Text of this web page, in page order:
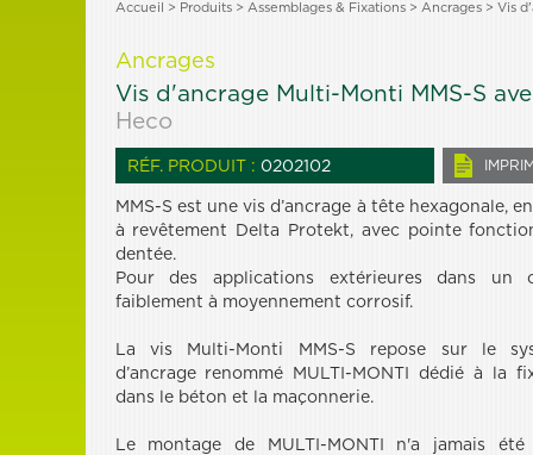
Accueil > Produits> Assemblages & Fixations > Ancrages> Vis
Ancrages
Vis d'ancrage Multi-Monti MMS-S
Heco
RÉF. PRODUIT : 0202102
MMS-S est une vis d’ancrage à tête hexagonale,
à revêtement Delta Protekt, avec pointe
dentée.
Pour des applications extérieures dans un
faiblement à moyennement corrosif.
La vis Multi-Monti MMS-S repose sur le
d’ancrage renommé MULTI-MONTI dédié à la
dans le béton et la maçonnerie.
Le montage de MULTI-MONTI n'a jamais été